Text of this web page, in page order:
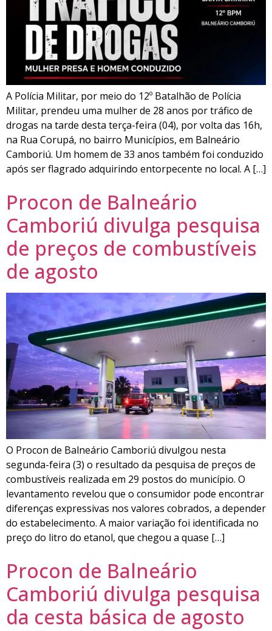
A Polícia Militar, por meio do 12º Batalhão de Polícia
Militar, prendeu uma mulher de 28 anos por tráfico de
drogas na tarde desta terça-feira (04), por volta das 16h,
na Rua Corupá, no bairro Municípios, em Balneário
Camboriú. Um homem de 33 anos também foi conduzido
após ser flagrado adquirindo entorpecente no local. A […]
Procon de Balneário
Camboriú divulga pesquisa
de preços de combustíveis
de agosto
O Procon de Balneário Camboriú divulgou nesta
segunda-feira (3) o resultado da pesquisa de preços de
combustíveis realizada em 29 postos do município. O
levantamento revelou que o consumidor pode encontrar
diferenças expressivas nos valores cobrados, a depender
do estabelecimento. A maior variação foi identificada no
preço do litro do etanol, que chegou a quase […]
Procon de Balneário
Camboriú divulga pesquisa
da cesta básica de agosto